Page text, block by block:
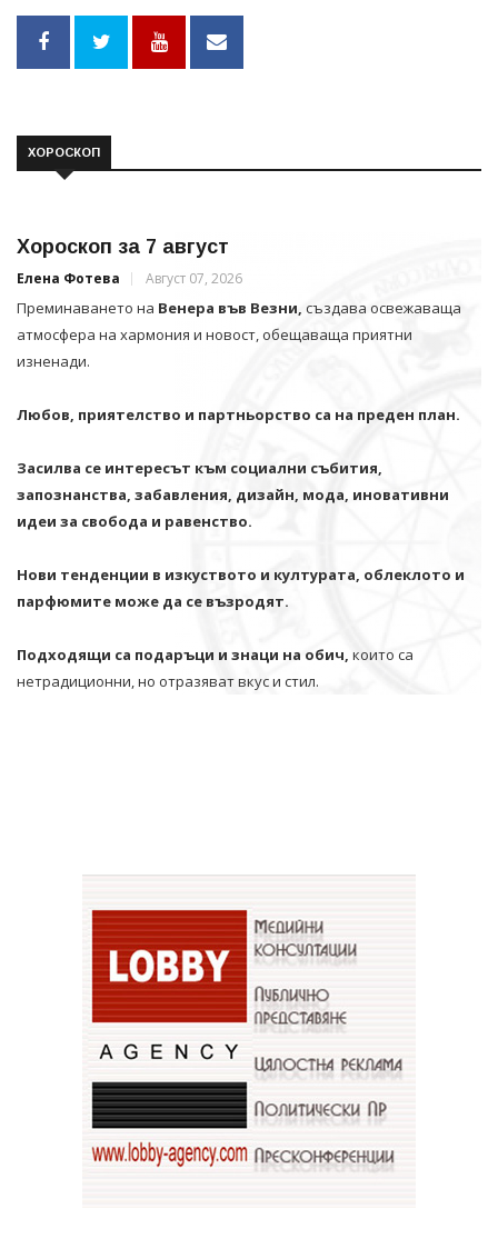
ХОРОСКОП
Хороскоп за 7 август
Елена Фотева Август 07, 2026
Преминаването на Венера във Везни, създава освежаваща
атмосфера на хармония и новост, обещаваща приятни
изненади.
Любов, приятелство и партньорство са на преден план.
Засилва се интересът към социални събития,
запознанства, забавления, дизайн, мода, иновативни
идеи за свобода и равенство.
Нови тенденции в изкуството и културата, облеклото и
парфюмите може да се възродят.
Подходящи са подаръци и знаци на обич, които са
нетрадиционни, но отразяват вкус и стил.